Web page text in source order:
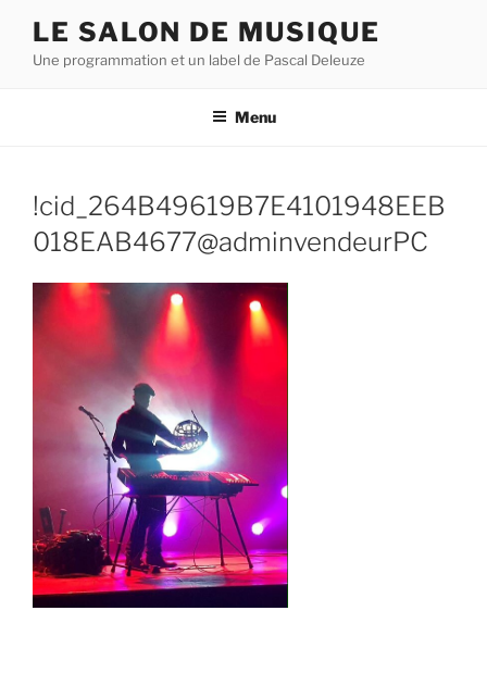
contenu
LE SALON DE MUSIQUE
Une programmation et un label de Pascal Deleuze
Menu
!cid_264B49619B7E4101948EEB
018EAB4677@adminvendeurPC